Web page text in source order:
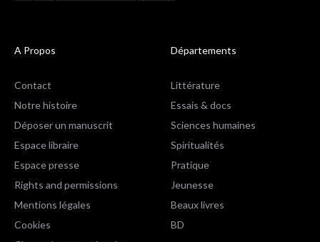
A Propos
Contact
Notre histoire
Déposer un manuscrit
Espace libraire
Espace presse
Rights and permissions
Mentions légales
Cookies
Départements
Littérature
Essais & docs
Sciences humaines
Spiritualités
Pratique
Jeunesse
Beaux livres
BD